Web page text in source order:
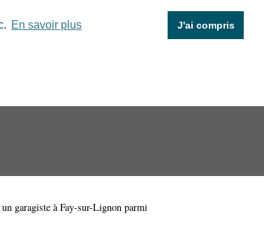
En savoir plus J'ai compris
garagiste à Fay-sur-Lignon parmi